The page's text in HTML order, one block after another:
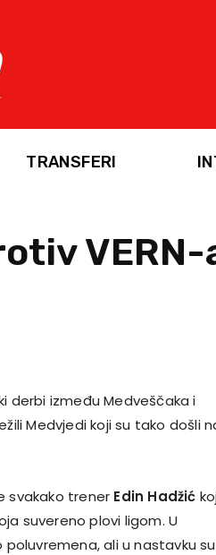
TRANSFERI
VERN-
derbi između Medveščaka i
Medvjedi koji su tako došli
svakako trener Edin Hadžić
suvereno plovi ligom. U
ali u nastavku su